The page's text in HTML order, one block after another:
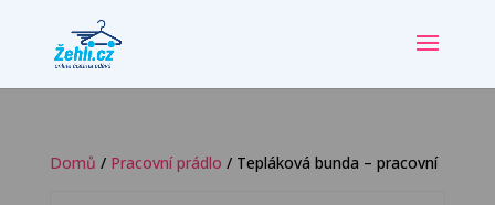
Domů / Pracovní prádlo / Tepláková bunda – pracovní